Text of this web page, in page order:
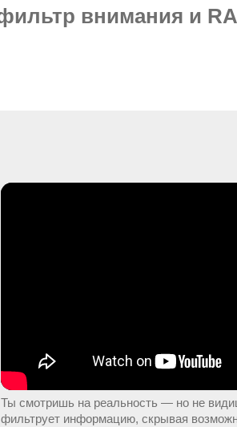
внимания и
Ты смотришь на реальность — но не
фильтрует информацию, скрывая